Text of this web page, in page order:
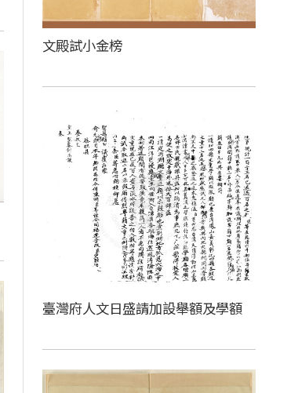
文殿試小金榜
臺灣府人文日盛請加設舉額及學額